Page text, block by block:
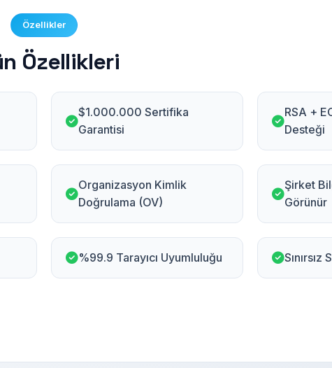
Özellikler
Özellikleri
$1.000.000 Sertifika
Garantisi
RSA +
Desteği
Organizasyon Kimlik
Doğrulama (OV)
Şirket
Görünür
%99.9 Tarayıcı Uyumluluğu Sınırsız